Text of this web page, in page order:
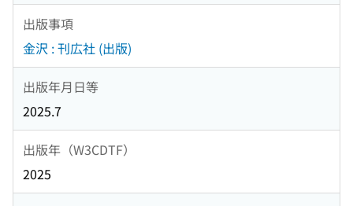
出版事項
金沢 : 刊広社 (出版)
出版年月日等
2025.7
出版年（W3CDTF）
2025